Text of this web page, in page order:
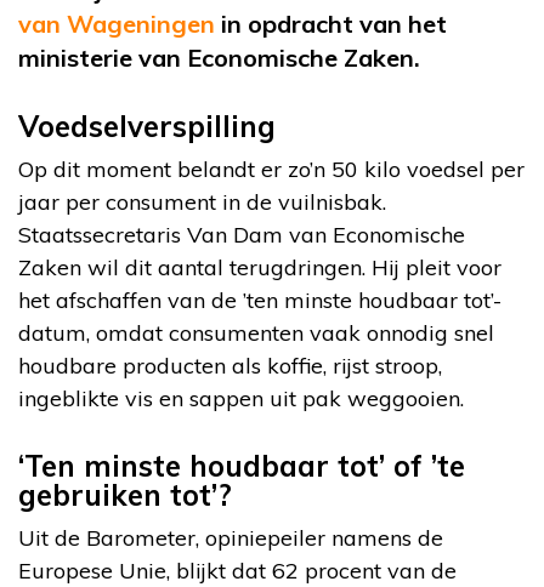
van Wageningen in opdracht van het
ministerie van Economische Zaken.
Voedselverspilling
Op dit moment belandt er zo’n 50 kilo voedsel per
jaar per consument in de vuilnisbak.
Staatssecretaris Van Dam van Economische
Zaken wil dit aantal terugdringen. Hij pleit voor
het afschaffen van de ’ten minste houdbaar tot’-
datum, omdat consumenten vaak onnodig snel
houdbare producten als koffie, rijst stroop,
ingeblikte vis en sappen uit pak weggooien.
‘Ten minste houdbaar tot’ of ’te
gebruiken tot’?
Uit de Barometer, opiniepeiler namens de
Europese Unie, blijkt dat 62 procent van de